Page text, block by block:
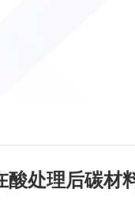
酸处理后碳材